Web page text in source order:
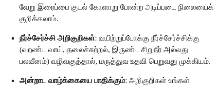
வேறு இரைப்பை குடல் கோளாறு போன்ற அடிப்படை நிலையைக்
குறிக்கலாம்.
நீர்ச்சேர்ச்சி அறிகுறிகள்: வயிற்றுப்போக்கு நீர்ச்சேர்ச்சிக்கு
(வறண்ட வாய், தலைச்சுற்றல், இருண்ட சிறுநீர் அல்லது
பலவீனம்) வழிவகுத்தால், மருத்துவ உதவி பெறுவது முக்கியம்.
அன்றாட வாழ்க்கையை பாதிக்கும்: அறிகுறிகள் உங்கள்